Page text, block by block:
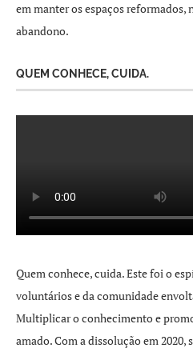
em manter os espaços reformados,
abandono.
QUEM CONHECE, CUIDA.
Quem conhece, cuida. Este foi o
voluntários e da comunidade
Multiplicar o conhecimento e
amado. Com a dissolução em 2020,